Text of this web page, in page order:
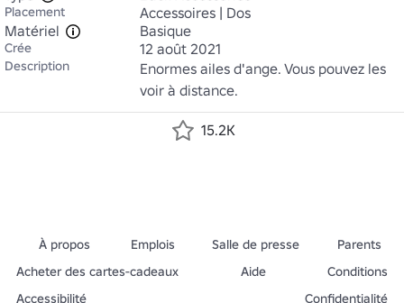
Placement
Accessoires | Dos
Matériel
Basique
Crée 12 août 2021
Description
Enormes ailes d'ange. Vous pouvez les
voir à distance.
15.2K
À propos Emplois Salle de presse
Parents
Acheter des cartes-cadeaux
Aide
Conditions
Accessibilité
Confidentialité